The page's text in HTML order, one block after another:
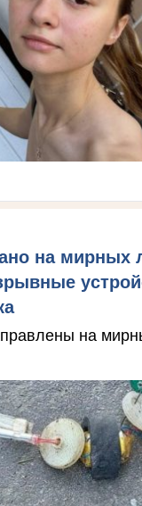
на
на